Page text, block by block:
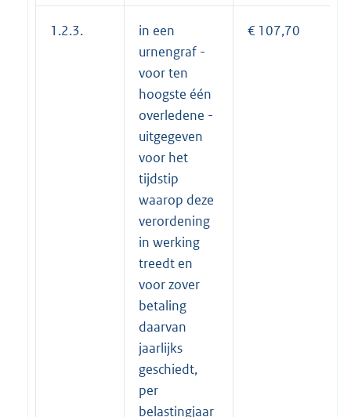
1.2.3.
in een
urnengraf -
voor ten
hoogste één
overledene -
uitgegeven
voor het
tijdstip
waarop deze
verordening
in werking
treedt en
voor zover
betaling
daarvan
jaarlijks
geschiedt,
per
belastingjaar
€ 107,70